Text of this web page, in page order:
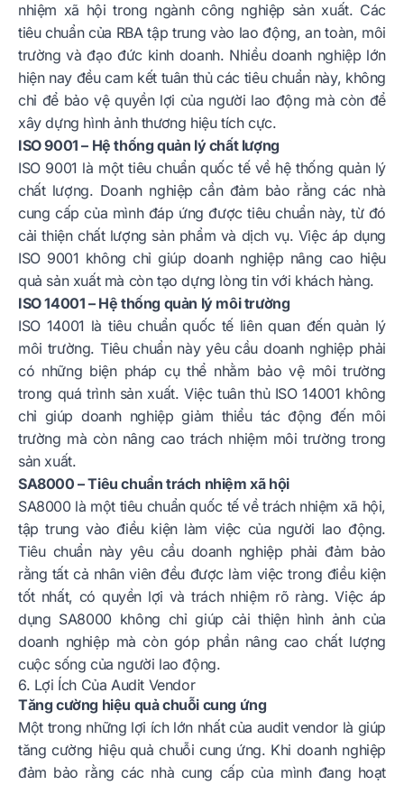
nhiệm xã hội trong ngành công nghiệp sản xuất. Các
tiêu chuẩn của RBA tập trung vào lao động, an toàn, môi
trường và đạo đức kinh doanh. Nhiều doanh nghiệp lớn
hiện nay đều cam kết tuân thủ các tiêu chuẩn này, không
chỉ để bảo vệ quyền lợi của người lao động mà còn để
xây dựng hình ảnh thương hiệu tích cực.
ISO 9001 – Hệ thống quản lý chất lượng
ISO 9001 là một tiêu chuẩn quốc tế về hệ thống quản lý
chất lượng. Doanh nghiệp cần đảm bảo rằng các nhà
cung cấp của mình đáp ứng được tiêu chuẩn này, từ đó
cải thiện chất lượng sản phẩm và dịch vụ. Việc áp dụng
ISO 9001 không chỉ giúp doanh nghiệp nâng cao hiệu
quả sản xuất mà còn tạo dựng lòng tin với khách hàng.
ISO 14001 – Hệ thống quản lý môi trường
ISO 14001 là tiêu chuẩn quốc tế liên quan đến quản lý
môi trường. Tiêu chuẩn này yêu cầu doanh nghiệp phải
có những biện pháp cụ thể nhằm bảo vệ môi trường
trong quá trình sản xuất. Việc tuân thủ ISO 14001 không
chỉ giúp doanh nghiệp giảm thiểu tác động đến môi
trường mà còn nâng cao trách nhiệm môi trường trong
sản xuất.
SA8000 – Tiêu chuẩn trách nhiệm xã hội
SA8000 là một tiêu chuẩn quốc tế về trách nhiệm xã hội,
tập trung vào điều kiện làm việc của người lao động.
Tiêu chuẩn này yêu cầu doanh nghiệp phải đảm bảo
rằng tất cả nhân viên đều được làm việc trong điều kiện
tốt nhất, có quyền lợi và trách nhiệm rõ ràng. Việc áp
dụng SA8000 không chỉ giúp cải thiện hình ảnh của
doanh nghiệp mà còn góp phần nâng cao chất lượng
cuộc sống của người lao động.
6. Lợi Ích Của Audit Vendor
Tăng cường hiệu quả chuỗi cung ứng
Một trong những lợi ích lớn nhất của audit vendor là giúp
tăng cường hiệu quả chuỗi cung ứng. Khi doanh nghiệp
đảm bảo rằng các nhà cung cấp của mình đang hoạt